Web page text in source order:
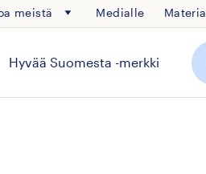
meistä Medialle
Hyvää Suomesta -merkki